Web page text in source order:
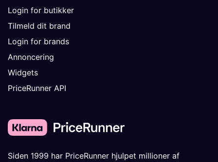
Login for butikker
Tilmeld dit brand
Login for brands
Annoncering
Widgets
PriceRunner API
Siden 1999 har PriceRunner hjulpet millioner af